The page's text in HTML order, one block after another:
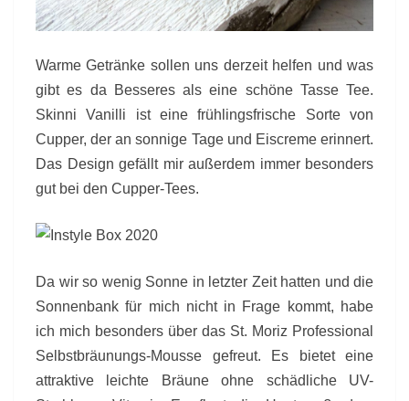
Warme Getränke sollen uns derzeit helfen und was
gibt es da Besseres als eine schöne Tasse Tee.
Skinni Vanilli ist eine frühlingsfrische Sorte von
Cupper, der an sonnige Tage und Eiscreme erinnert.
Das Design gefällt mir außerdem immer besonders
gut bei den Cupper-Tees.
Da wir so wenig Sonne in letzter Zeit hatten und die
Sonnenbank für mich nicht in Frage kommt, habe
ich mich besonders über das St. Moriz Professional
Selbstbräunungs-Mousse gefreut. Es bietet eine
attraktive leichte Bräune ohne schädliche UV-